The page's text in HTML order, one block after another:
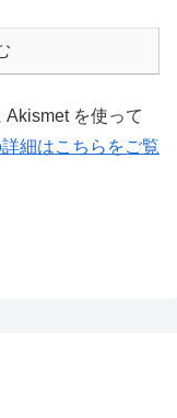
を使って
細はこちらをご覧